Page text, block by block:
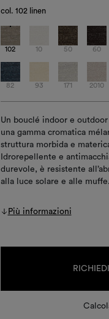
col. 102 linen
102 10 50 60
82 93 171 2010
Un bouclé indoor e
una gamma cromatica
struttura morbida e
Idrorepellente e
durevole, è resistente
alla luce solare e alle muffe.
Più informazioni